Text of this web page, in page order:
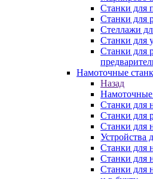
Станки для
Станки для
Стеллажи
Станки для
Станки для
Намоточные
Назад
Намоточные
Станки для
Станки для
Станки для
Устройства
Станки для
Станки для
Станки для